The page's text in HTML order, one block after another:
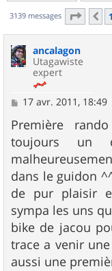
3139 messages Page 1
ancalagon
Utagawiste
expert
M
s
s
a
g
e
17 avr. 2011, 18:49
Première
toujours un
dans le guidon
de pur plaisir
sympa les uns
bike de jacou
trace a venir
aussi une